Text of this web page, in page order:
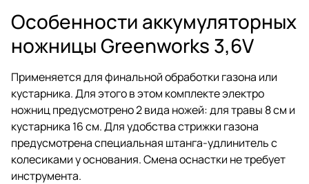
Особенности аккумуляторных
ножницы Greenworks 3,6V
Применяется для финальной обработки газона или
кустарника. Для этого в этом комплекте электро
ножниц предусмотрено 2 вида ножей: для травы 8 см и
кустарника 16 см. Для удобства стрижки газона
предусмотрена специальная штанга-удлинитель с
колесиками у основания. Смена оснастки не требует
инструмента.